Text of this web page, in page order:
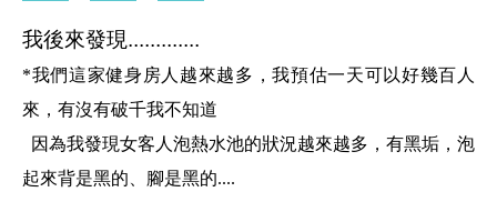
我後來發現.............
*我們這家健身房人越來越多，我預估一天可以好幾百人
來，有沒有破千我不知道
因為我發現女客人泡熱水池的狀況越來越多， 有黑垢，泡
起來背是黑的、腳是黑的....